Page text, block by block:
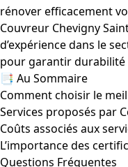
rénover efficacement
Couvreur Chevigny
d’expérience dans le
pour garantir
📑 Au Sommaire
Comment choisir le
Services proposés par
Coûts associés aux
L’importance des
Questions Fréquentes